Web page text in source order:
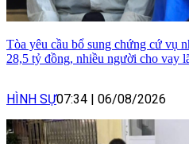
Tòa yêu cầu bổ sung chứng cứ vụ
28,5 tỷ đồng, nhiều người cho vay
HÌNH SỰ07:34 | 06/08/2026